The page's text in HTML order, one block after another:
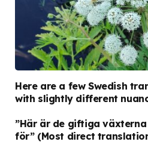
Here are a few Swedish
with slightly different
”Här är de giftiga
för”(Most direct